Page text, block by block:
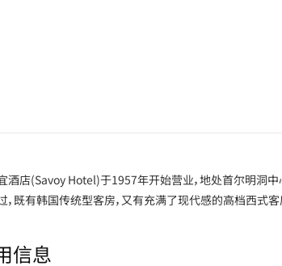
酒店(Savoy Hotel)于1957年开始营业，地处首尔明洞中
，既有韩国传统型客房，又有充满了现代感的高档西式客
信息